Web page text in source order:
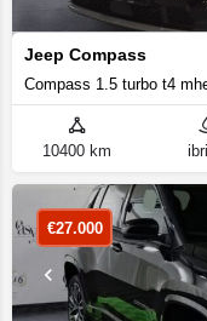
Jeep Compass
Compass 1.5 turbo t4
10400 km
€27.000